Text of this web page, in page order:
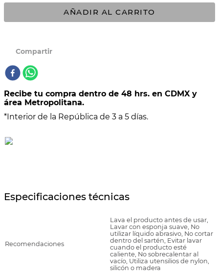
AÑADIR AL CARRITO
Recibe tu compra dentro de 48 hrs. en CDMX y
área Metropolitana.
*Interior de la República de 3 a 5 días.
Especificaciones técnicas
Recomendaciones
Lava el producto antes de usar,
Lavar con esponja suave, No
utilizar líquido abrasivo, No cortar
dentro del sartén, Evitar lavar
cuando el producto esté
caliente, No sobrecalentar al
vacío, Utiliza utensilios de nylon,
silicón o madera